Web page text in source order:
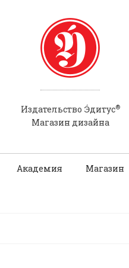
Издательство Э́дитус®
Магазин дизайна
Академия Магазин